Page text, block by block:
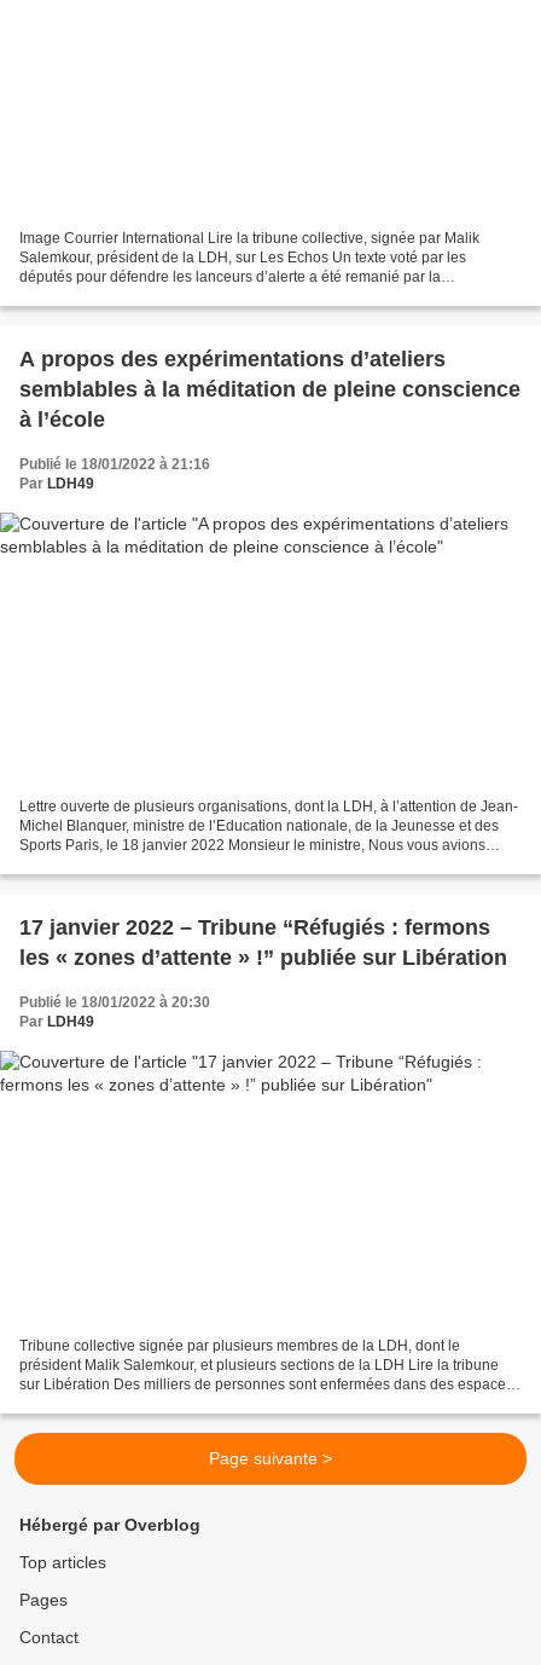
Image Courrier International Lire la tribune collective, signée par Malik
Salemkour, président de la LDH, sur Les Echos Un texte voté par les
députés pour défendre les lanceurs d’alerte a été remanié par la
A propos des expérimentations d’ateliers
semblables à la méditation de pleine conscience
à l’école
Publié le 18/01/2022 à 21:16
Par LDH49
Lettre ouverte de plusieurs organisations, dont la LDH, à l’attention de Jean-
Michel Blanquer, ministre de l’Education nationale, de la Jeunesse et des
Sports Paris, le 18 janvier 2022 Monsieur le ministre, Nous vous avions
17 janvier 2022 – Tribune “Réfugiés : fermons
les « zones d’attente » !” publiée sur Libération
Publié le 18/01/2022 à 20:30
Par LDH49
Tribune collective signée par plusieurs membres de la LDH, dont le
président Malik Salemkour, et plusieurs sections de la LDH Lire la tribune
sur Libération Des milliers de personnes sont enfermées dans des espaces
Page suivante >
Hébergé par Overblog
Top articles
Pages
Contact